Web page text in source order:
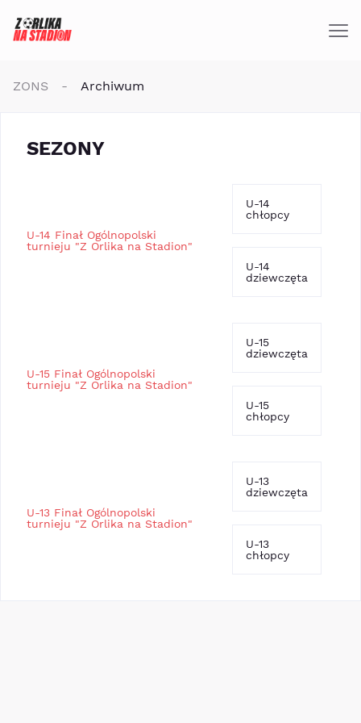
ZONS - Archiwum
SEZONY
U-14 Finał Ogólnopolski
turnieju "Z Orlika na Stadion"
U-14
chłopcy
U-14
dziewczęta
U-15 Finał Ogólnopolski
turnieju "Z Orlika na Stadion"
U-15
dziewczęta
U-15
chłopcy
U-13 Finał Ogólnopolski
turnieju "Z Orlika na Stadion"
U-13
dziewczęta
U-13
chłopcy